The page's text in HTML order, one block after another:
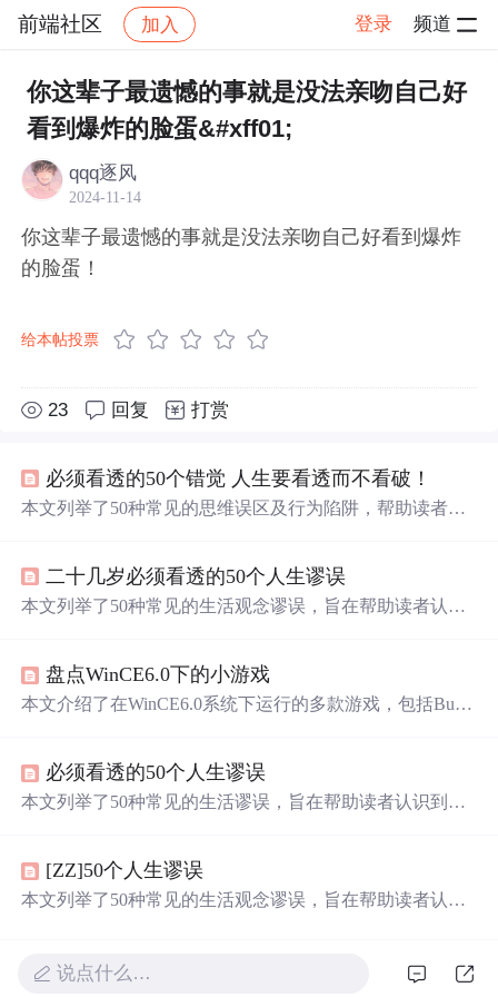
前端社区 加入 登录 频道
社区 前端社区 感慨 帖子详情
你这辈子最遗憾的事就是没法亲吻自己好
看到爆炸的脸蛋&#xff01;
qqq逐风
2024-11-14
你这辈子最遗憾的事就是没法亲吻自己好看到爆炸
的脸蛋！
给本帖投票
23 回复 打赏
必须看透的50个错觉 人生要看透而不看破！
本文列举了50种常见的思维误区及行为陷阱，帮助读者认
二十几岁必须看透的50个人生谬误
本文列举了50种常见的生活观念谬误，旨在帮助读者认识
盘点WinCE6.0下的小游戏
本文介绍了在WinCE6.0系统下运行的多款游戏，包括Bubb
必须看透的50个人生谬误
本文列举了50种常见的生活谬误，旨在帮助读者认识到这
[ZZ]50个人生谬误
本文列举了50种常见的生活观念谬误，旨在帮助读者认识
说点什么…